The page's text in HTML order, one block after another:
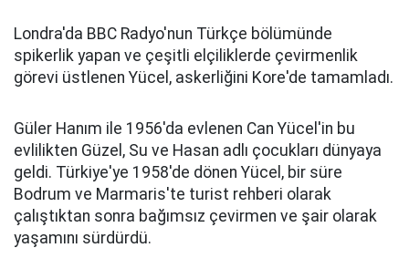
Londra'da BBC Radyo'nun Türkçe bölümünde
spikerlik yapan ve çeşitli elçiliklerde çevirmenlik
görevi üstlenen Yücel, askerliğini Kore'de tamamladı.
Güler Hanım ile 1956'da evlenen Can Yücel'in bu
evlilikten Güzel, Su ve Hasan adlı çocukları dünyaya
geldi. Türkiye'ye 1958'de dönen Yücel, bir süre
Bodrum ve Marmaris'te turist rehberi olarak
çalıştıktan sonra bağımsız çevirmen ve şair olarak
yaşamını sürdürdü.